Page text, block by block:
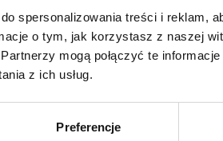
spersonalizowania treści i reklam,
o tym, jak korzystasz z naszej
mogą połączyć te
z ich usług.
Preferencje
w skład Grupy Azoty
produkcji – ASPROVA
zarządzania produkcją w
[…]